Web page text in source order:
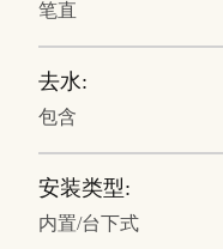
笔直
去水:
包含
安装类型:
内置/台下式